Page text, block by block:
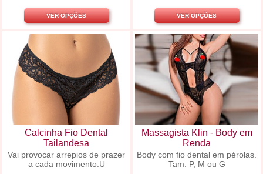
VER OPÇÕES VER OPÇÕES
Calcinha Fio Dental
Tailandesa
Vai provocar arrepios de prazer
a cada movimento.U
Massagista Klin - Body em
Renda
Body com fio dental em pérolas.
Tam. P, M ou G